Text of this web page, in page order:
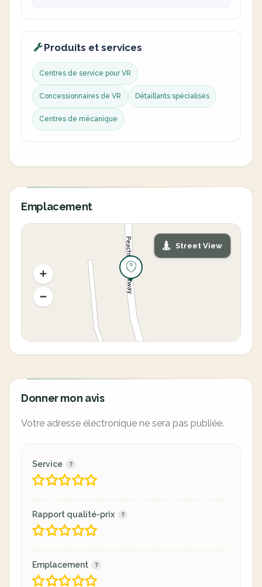
Produits et services
Centres de service pour VR
Concessionnaires de VR Détaillants spécialisés
Centres de mécanique
Emplacement
Street View
Donner mon avis
Votre adresse électronique ne sera pas publiée.
Service
Rapport qualité-prix
Emplacement